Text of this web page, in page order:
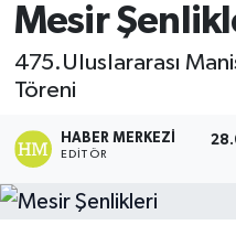
Mesir
475.Uluslararası
Töreni
HABER MERKEZI
EDITÖR
Güncel
Gündem
Kültür-Sanat
Manisa Haber
Süper Lig Puan
Tüm Manşetler
Son Dakika
Haber Arşivi